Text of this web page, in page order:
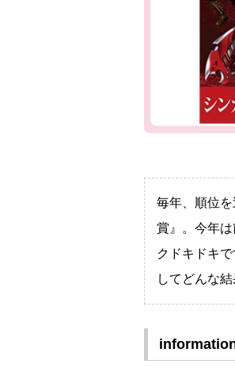
毎年、順位
賞』。今年
クドキドキ
してどんな